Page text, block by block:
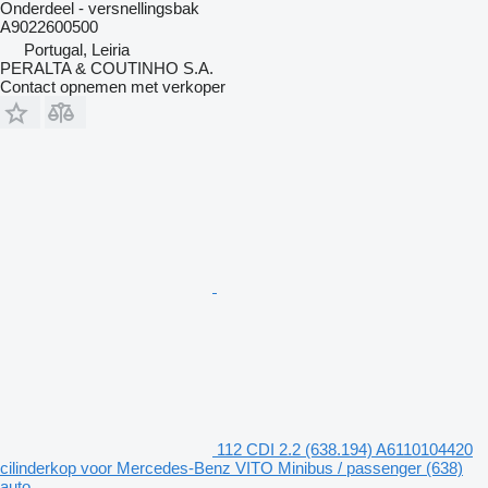
Onderdeel - versnellingsbak
A9022600500
Portugal, Leiria
PERALTA & COUTINHO S.A.
Contact opnemen met verkoper
112 CDI 2.2 (638.194) A6110104420
cilinderkop voor Mercedes-Benz VITO Minibus / passenger (638)